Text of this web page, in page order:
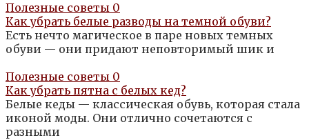
Полезные советы 0
Как убрать белые разводы на темной обуви?
Есть нечто магическое в паре новых темных
обуви — они придают неповторимый шик и
Полезные советы 0
Как убрать пятна с белых кед?
Белые кеды — классическая обувь, которая стала
иконой моды. Они отлично сочетаются с
разными